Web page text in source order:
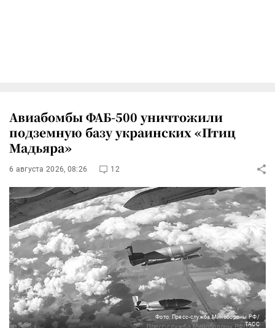
Авиабомбы ФАБ-500 уничтожили
подземную базу украинских «Птиц
Мадьяра»
6 августа 2026, 08:26 12
Фото: Пресс-служба Минобороны РФ/
ТАСС